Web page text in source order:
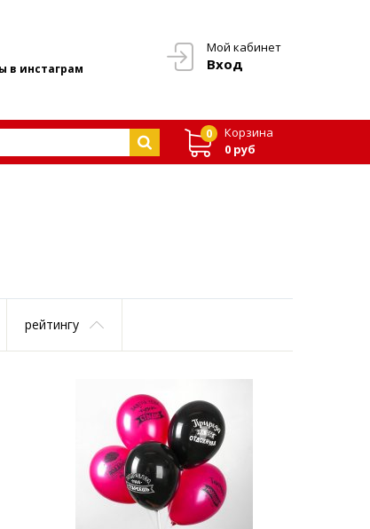
Мой кабинет
Вход
в инстаграм
0
Корзина
0 руб
рейтингу